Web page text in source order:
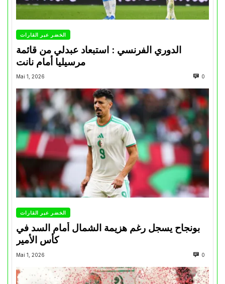
الخضر عبر القارات
الدوري الفرنسي : استبعاد عبدلي من قائمة
مرسيليا أمام نانت
Mai 1, 2026 0
الخضر عبر القارات
بونجاح يسجل رغم هزيمة الشمال أمام السد في
كأس الأمير
Mai 1, 2026 0